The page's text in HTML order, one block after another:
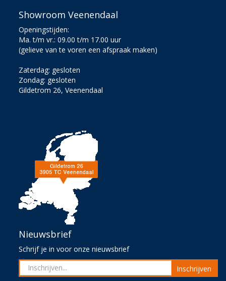
Showroom Veenendaal
Openingstijden:
Ma. t/m vr.: 09.00 t/m 17.00 uur
(gelieve van te voren een afspraak maken)
Zaterdag: gesloten
Zondag: gesloten
Gildetrom 26, Veenendaal
Nieuwsbrief
Schrijf je in voor onze nieuwsbrief
Inschrijven